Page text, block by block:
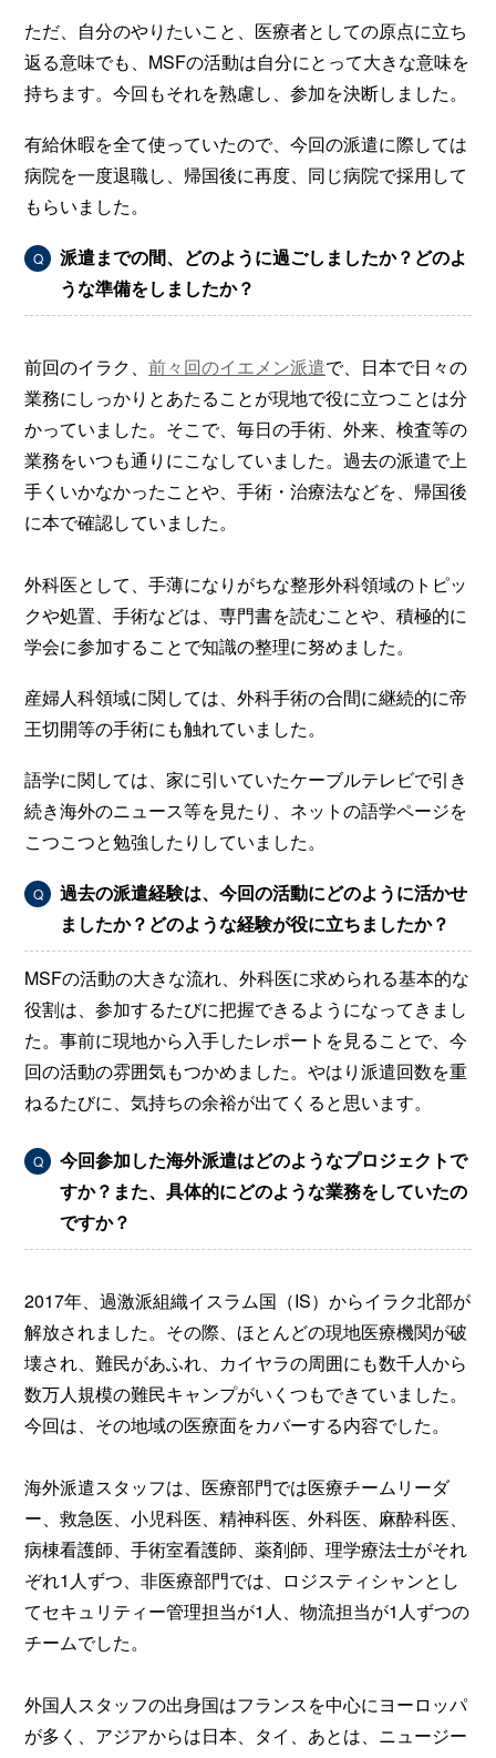
ただ、自分のやりたいこと、医療者としての原点に立ち
返る意味でも、MSFの活動は自分にとって大きな意味を
持ちます。今回もそれを熟慮し、参加を決断しました。
有給休暇を全て使っていたので、今回の派遣に際しては
病院を一度退職し、帰国後に再度、同じ病院で採用して
もらいました。
Q
派遣までの間、どのように過ごしましたか？どのよ
うな準備をしましたか？
前回のイラク、 前々回のイエメン派遣で、日本で日々の
業務にしっかりとあたることが現地で役に立つことは分
かっていました。そこで、毎日の手術、外来、検査等の
業務をいつも通りにこなしていました。過去の派遣で上
手くいかなかったことや、手術・治療法などを、帰国後
に本で確認していました。
外科医として、手薄になりがちな整形外科領域のトピッ
クや処置、手術などは、専門書を読むことや、積極的に
学会に参加することで知識の整理に努めました。
産婦人科領域に関しては、外科手術の合間に継続的に帝
王切開等の手術にも触れていました。
語学に関しては、家に引いていたケーブルテレビで引き
続き海外のニュース等を見たり、ネットの語学ページを
こつこつと勉強したりしていました。
Q
過去の派遣経験は、今回の活動にどのように活かせ
ましたか？どのような経験が役に立ちましたか？
MSFの活動の大きな流れ、外科医に求められる基本的な
役割は、参加するたびに把握できるようになってきまし
た。事前に現地から入手したレポートを見ることで、今
回の活動の雰囲気もつかめました。やはり派遣回数を重
ねるたびに、気持ちの余裕が出てくると思います。
Q
今回参加した海外派遣はどのようなプロジェクトで
すか？また、具体的にどのような業務をしていたの
ですか？
2017年、過激派組織イスラム国（IS）からイラク北部が
解放されました。その際、ほとんどの現地医療機関が破
壊され、難民があふれ、カイヤラの周囲にも数千人から
数万人規模の難民キャンプがいくつもできていました。
今回は、その地域の医療面をカバーする内容でした。
海外派遣スタッフは、医療部門では医療チームリーダ
ー、救急医、小児科医、精神科医、外科医、麻酔科医、
病棟看護師、手術室看護師、薬剤師、理学療法士がそれ
ぞれ1人ずつ、非医療部門では、ロジスティシャンとし
てセキュリティー管理担当が1人、物流担当が1人ずつの
チームでした。
外国人スタッフの出身国はフランスを中心にヨーロッパ
が多く、アジアからは日本、タイ、あとは、ニュージー